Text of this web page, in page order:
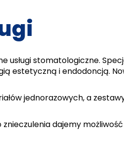
stomatologiczne.
estetyczną i endodoncją.
jednorazowych, a
dajemy